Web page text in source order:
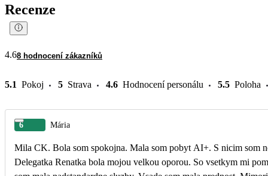
Recenze
4.68 hodnocení zákazníků
5.1 Pokoj 5 Strava 4.6 Hodnocení personálu 5.5 Poloha
6 Mária
Mila CK. Bola som spokojna. Mala som pobyt AI+. S nicim som
Delegatka Renatka bola mojou velkou oporou. So vsetkym mi